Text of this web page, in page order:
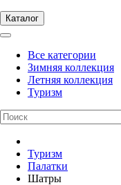
Каталог
Все категории
Зимняя коллекция
Летняя коллекция
Туризм
Туризм
Палатки
Шатры